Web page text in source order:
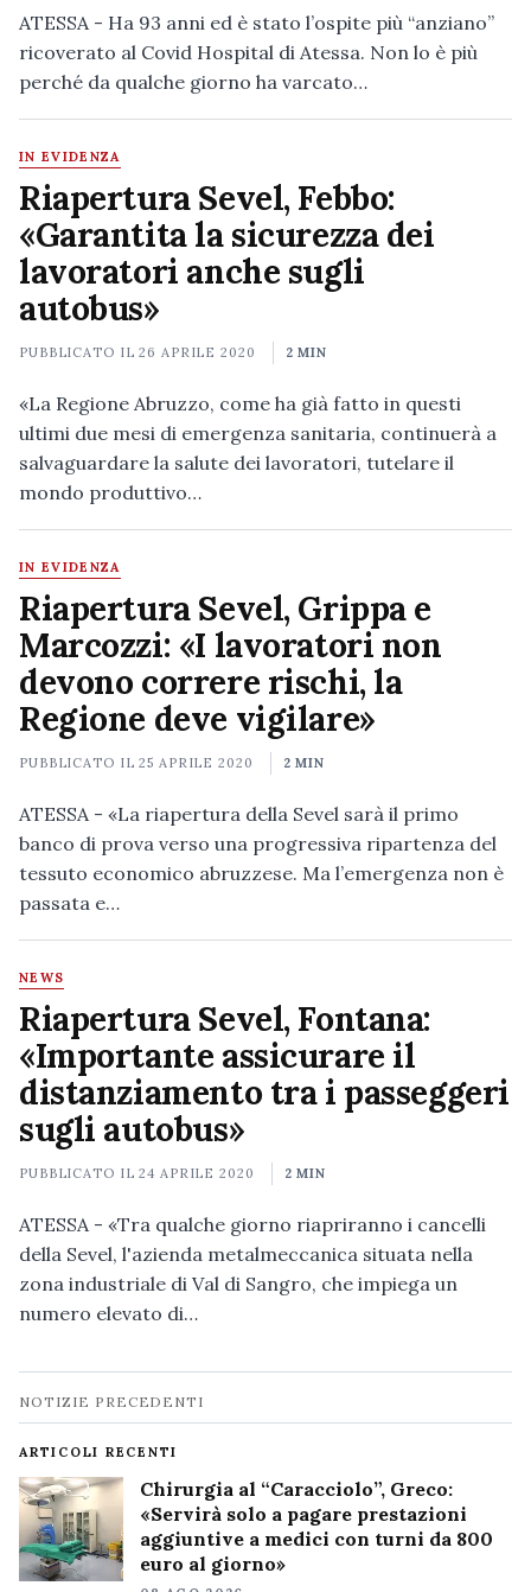
ATESSA - Ha 93 anni ed è stato l’ospite più “anziano”
ricoverato al Covid Hospital di Atessa. Non lo è più
perché da qualche giorno ha varcato…
IN EVIDENZA
Riapertura Sevel, Febbo:
«Garantita la sicurezza dei
lavoratori anche sugli
autobus»
PUBBLICATO IL26 APRILE 2020 2 MIN
«La Regione Abruzzo, come ha già fatto in questi
ultimi due mesi di emergenza sanitaria, continuerà a
salvaguardare la salute dei lavoratori, tutelare il
mondo produttivo…
IN EVIDENZA
Riapertura Sevel, Grippa e
Marcozzi: «I lavoratori non
devono correre rischi, la
Regione deve vigilare»
PUBBLICATO IL25 APRILE 2020 2 MIN
ATESSA - «La riapertura della Sevel sarà il primo
banco di prova verso una progressiva ripartenza del
tessuto economico abruzzese. Ma l’emergenza non è
passata e…
NEWS
Riapertura Sevel, Fontana:
«Importante assicurare il
distanziamento tra i passeggeri
sugli autobus»
PUBBLICATO IL24 APRILE 2020 2 MIN
ATESSA - «Tra qualche giorno riapriranno i cancelli
della Sevel, l'azienda metalmeccanica situata nella
zona industriale di Val di Sangro, che impiega un
numero elevato di…
Navigazione
notizie
NOTIZIE PRECEDENTI
ARTICOLI RECENTI
Chirurgia al “Caracciolo”, Greco:
«Servirà solo a pagare prestazioni
aggiuntive a medici con turni da 800
euro al giorno»